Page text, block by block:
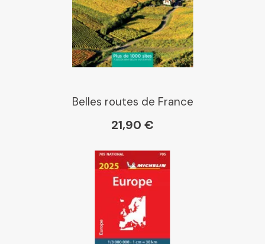
Belles routes de France
21,90 €